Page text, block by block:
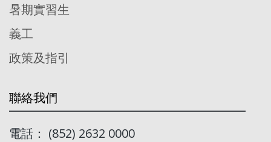
暑期實習生
義工
政策及指引
聯絡我們
電話： (852) 2632 0000